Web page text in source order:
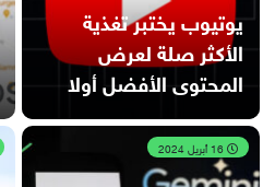
يوتيوب يختبر تغذية
الأكثر صلة لعرض
المحتوى الأفضل أولا